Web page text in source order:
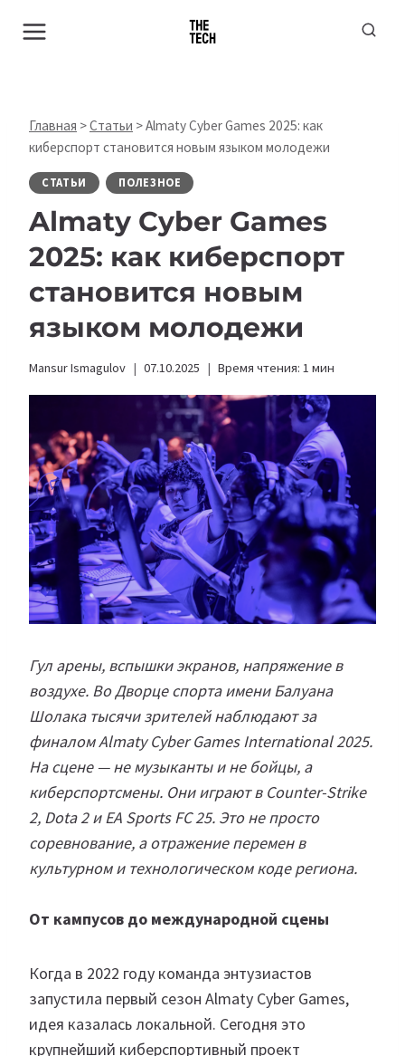
Главная >Статьи >Almaty Cyber Games 2025: как
киберспорт становится новым языком молодежи
СТАТЬИ ПОЛЕЗНОЕ
Almaty Cyber Games
2025: как киберспорт
становится новым
языком молодежи
Mansur Ismagulov 07.10.2025 Время чтения: 1 мин
Гул арены, вспышки экранов, напряжение в
воздухе. Во Дворце спорта имени Балуана
Шолака тысячи зрителей наблюдают за
финалом Almaty Cyber Games International 2025.
На сцене — не музыканты и не бойцы, а
киберспортсмены. Они играют в Counter-Strike
2, Dota 2 и EA Sports FC 25. Это не просто
соревнование, а отражение перемен в
культурном и технологическом коде региона.
От кампусов до международной сцены
Когда в 2022 году команда энтузиастов
запустила первый сезон Almaty Cyber Games,
идея казалась локальной. Сегодня это
крупнейший киберспортивный проект